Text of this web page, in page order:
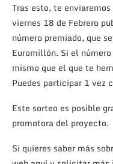
Tras esto, te
viernes 18 de Febrero
número premiado, que
Euromillón. Si el
mismo que el que te
Puedes participar 1 vez
Este sorteo es posible
promotora del proyecto.
Si quieres saber más